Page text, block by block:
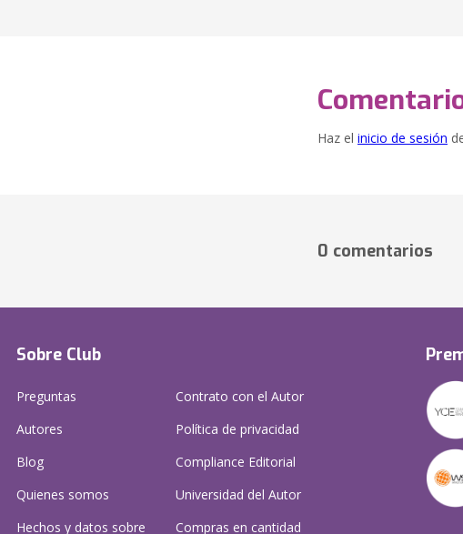
Haz el inicio de sesión
0 comentarios
Sobre Club
Preguntas
Autores
Blog
Quienes somos
Hechos y datos sobre
Contrato con el Autor
Política de privacidad
Compliance Editorial
Universidad del Autor
Compras en cantidad